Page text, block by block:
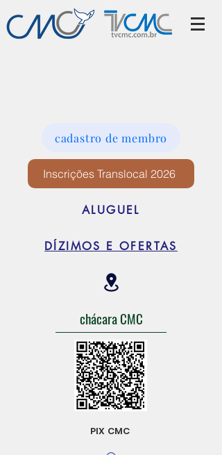
cadastro de membro
Inscrições Translocal 2026
ALUGUEL
DÍZIMOS E OFERTAS
chácara CMC
PIX CMC